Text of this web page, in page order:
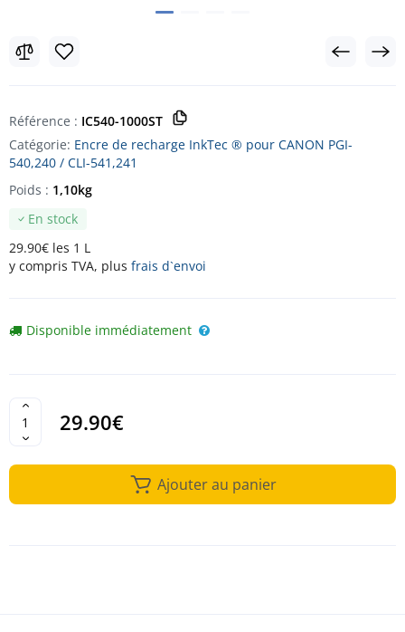
Référence : IC540-1000ST
Catégorie: Encre de recharge InkTec ® pour CANON PGI-
540,240 / CLI-541,241
En stock
29.90€ les 1 L
y compris TVA, plus frais d`envoi
Poids : 1,10kg
Disponible immédiatement
29.90€
Ajouter au panier